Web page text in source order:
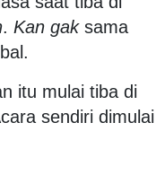
. Kan gaksama
itu mulai tiba di
sendiri dimulai